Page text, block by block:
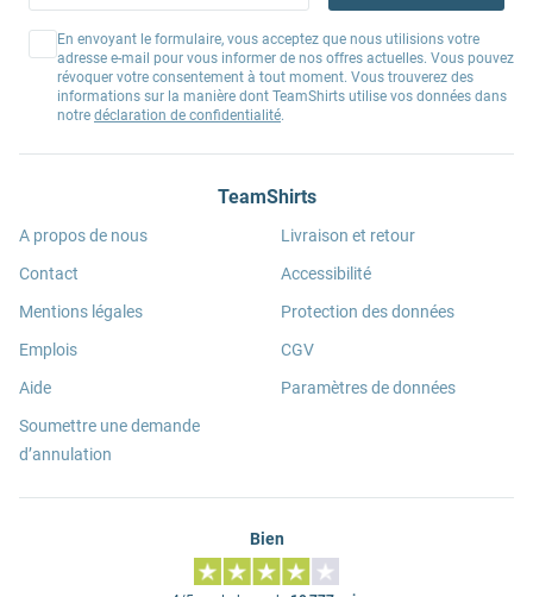
En envoyant le formulaire, vous acceptez que nous utilisions votre
adresse e-mail pour vous informer de nos offres actuelles. Vous pouvez
révoquer votre consentement à tout moment. Vous trouverez des
informations sur la manière dont TeamShirts utilise vos données dans
notre déclaration de confidentialité.
TeamShirts
A propos de nous
Contact
Mentions légales
Emplois
Aide
Soumettre une demande
d’annulation
Livraison et retour
Accessibilité
Protection des données
CGV
Paramètres de données
Bien